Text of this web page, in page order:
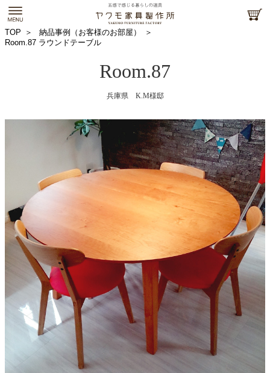
TOP
納品事例（お客様のお部屋）
Room.87 ラウンドテーブル
Room.87
兵庫県 K.M様邸